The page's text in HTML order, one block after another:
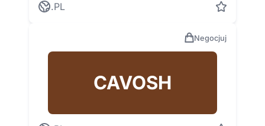
.PL
Negocjuj
CAVOSH